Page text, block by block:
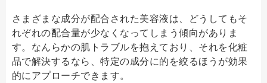
さまざまな成分が配合された美容液は、どうしてもそ
れぞれの配合量が少なくなってしまう傾向がありま
す。なんらかの肌トラブルを抱えており、それを化粧
品で解決するなら、特定の成分に的を絞るほうが効果
的にアプローチできます。